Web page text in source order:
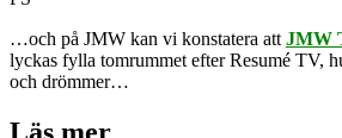
…och på JMW kan vi konstatera attJMW
lyckas fylla tomrummet efter Resumé TV,
och drömmer…